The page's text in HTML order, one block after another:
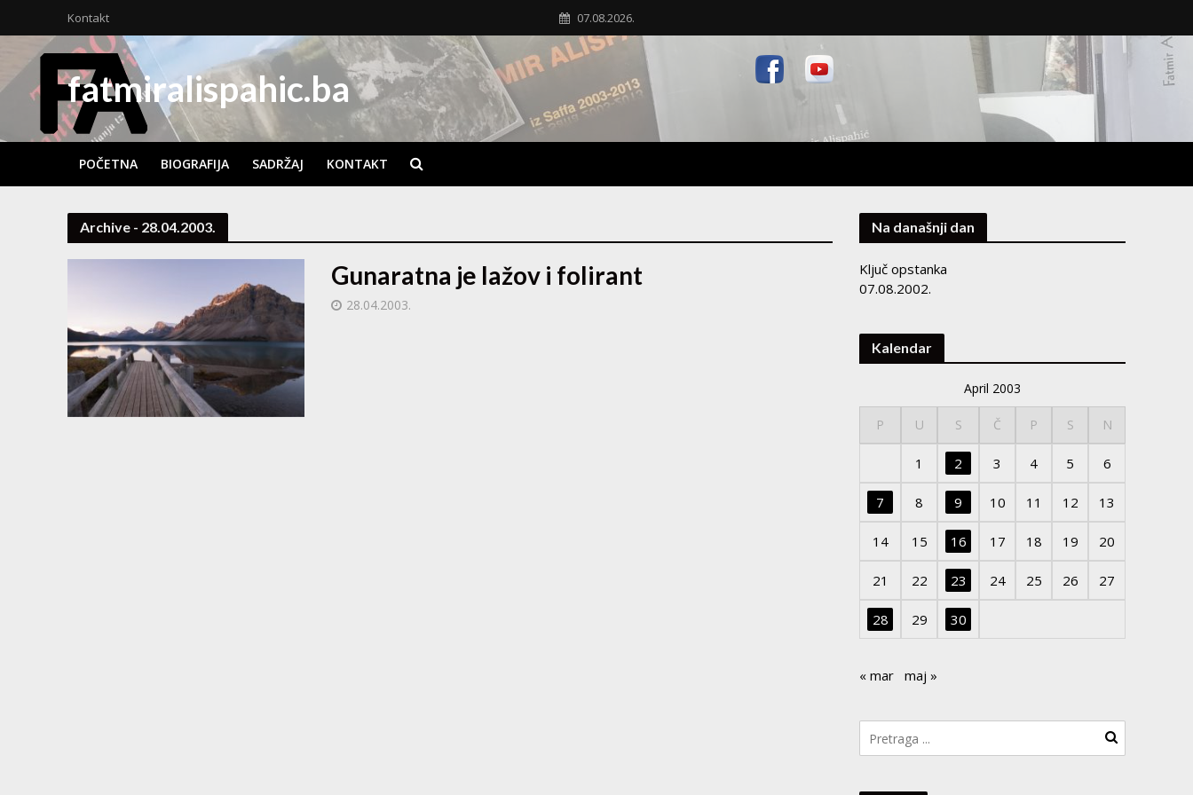
Kontakt 07.08.2026.
fatmiralispahic.ba
POČETNA BIOGRAFIJA SADRŽAJ KONTAKT
Archive - 28.04.2003.
Gunaratna je lažov i folirant
28.04.2003.
Na današnji dan
Ključ opstanka
07.08.2002.
Kalendar
April 2003
P U S Č P S N
1 2 3 4 5 6
7 8 9 10 11 12 13
14 15 16 17 18 19 20
21 22 23 24 25 26 27
28 29 30
« mar maj »